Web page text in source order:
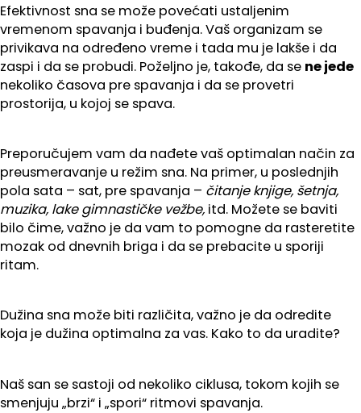
Efektivnost sna se može povećati ustaljenim
vremenom spavanja i buđenja. Vaš organizam se
privikava na određeno vreme i tada mu je lakše i da
zaspi i da se probudi. Poželjno je, takođe, da se ne jede
nekoliko časova pre spavanja i da se provetri
prostorija, u kojoj se spava.
Preporučujem vam da nađete vaš optimalan način za
preusmeravanje u režim sna. Na primer, u poslednjih
pola sata – sat, pre spavanja – čitanje knjige, šetnja,
muzika, lake gimnastičke vežbe, itd. Možete se baviti
bilo čime, važno je da vam to pomogne da rasteretite
mozak od dnevnih briga i da se prebacite u sporiji
ritam.
Dužina sna može biti različita, važno je da odredite
koja je dužina optimalna za vas. Kako to da uradite?
Naš san se sastoji od nekoliko ciklusa, tokom kojih se
smenjuju „brzi“ i „spori“ ritmovi spavanja.